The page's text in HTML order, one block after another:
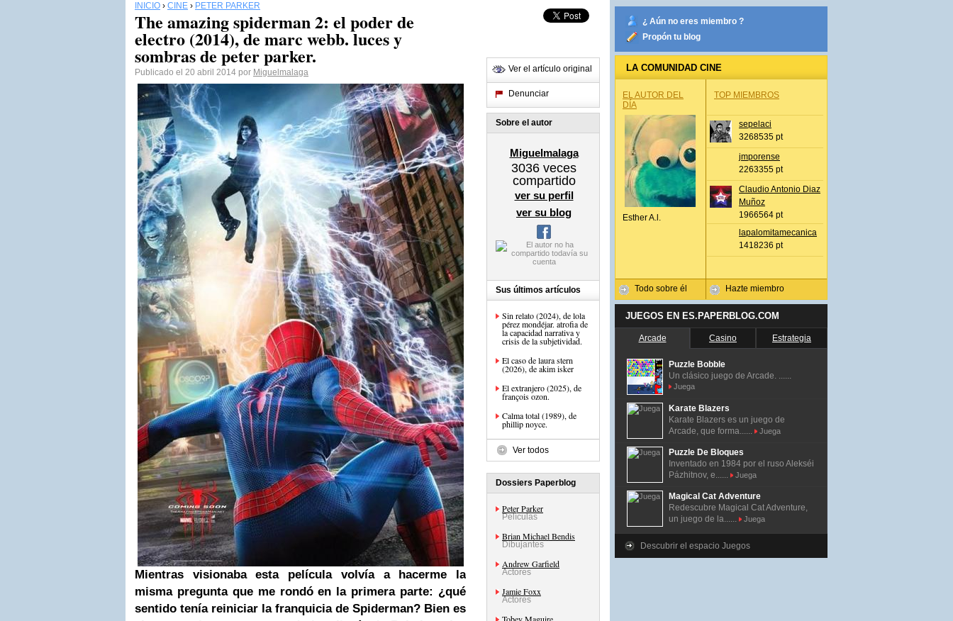
INICIO › CINE › PETER PARKER
The amazing spiderman 2: el poder de
electro (2014), de marc webb. luces y
sombras de peter parker.
Publicado el 20 abril 2014 por Miguelmalaga
Mientras visionaba esta película volvía a hacerme la
misma pregunta que me rondó en la primera parte: ¿qué
sentido tenía reiniciar la franquicia de Spiderman? Bien es
Ver el artículo original
Denunciar
Sobre el autor
Miguelmalaga
3036 veces
compartido
ver su perfil
ver su blog
Sus últimos artículos
Sin relato (2024), de lola
pérez mondéjar. atrofia de
la capacidad narrativa y
crisis de la subjetividad.
El caso de laura stern
(2026), de akim isker
El extranjero (2025), de
françois ozon.
Calma total (1989), de
phillip noyce.
Ver todos
Dossiers Paperblog
Peter Parker
Películas
Brian Michael Bendis
Dibujantes
Andrew Garfield
Actores
Jamie Foxx
Actores
¿ Aún no eres miembro ?
Propón tu blog
LA COMUNIDAD CINE
EL AUTOR DEL
DÍA
Esther A.l.
Todo sobre él
TOP MIEMBROS
sepelaci
3268535 pt
jmporense
2263355 pt
Claudio Antonio Diaz
Muñoz
1966564 pt
lapalomitamecanica
1418236 pt
Hazte miembro
JUEGOS EN ES.PAPERBLOG.COM
Arcade Casino Estrategia
Puzzle Bobble
Un clásico juego de Arcade. ......
Juega
Karate Blazers
Karate Blazers es un juego de
Arcade, que forma......
Juega
Puzzle De Bloques
Inventado en 1984 por el ruso Alekséi
Pázhitnov, e......
Juega
Magical Cat Adventure
Redescubre Magical Cat Adventure,
un juego de la......
Juega
Descubrir el espacio Juegos